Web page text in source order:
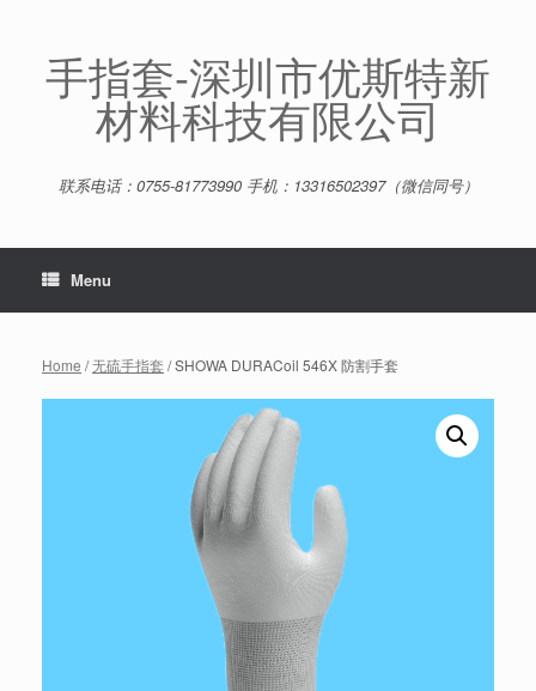
content手指套-深圳市优斯特新
材料科技有限公司
联系电话：0755-81773990 手机：13316502397（微信同号）
Menu
Home /无硫手指套 / SHOWA DURACoil 546X 防割手套